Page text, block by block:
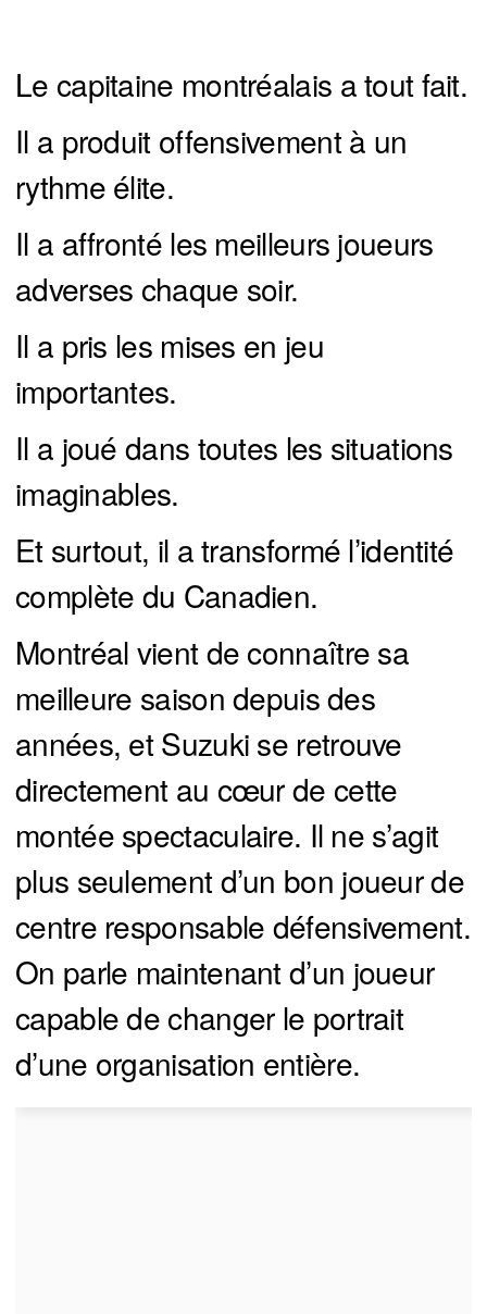
Le capitaine montréalais a tout fait.
Il a produit offensivement à un
rythme élite.
Il a affronté les meilleurs joueurs
adverses chaque soir.
Il a pris les mises en jeu
importantes.
Il a joué dans toutes les situations
imaginables.
Et surtout, il a transformé l’identité
complète du Canadien.
Montréal vient de connaître sa
meilleure saison depuis des
années, et Suzuki se retrouve
directement au cœur de cette
montée spectaculaire. Il ne s’agit
plus seulement d’un bon joueur de
centre responsable défensivement.
On parle maintenant d’un joueur
capable de changer le portrait
d’une organisation entière.